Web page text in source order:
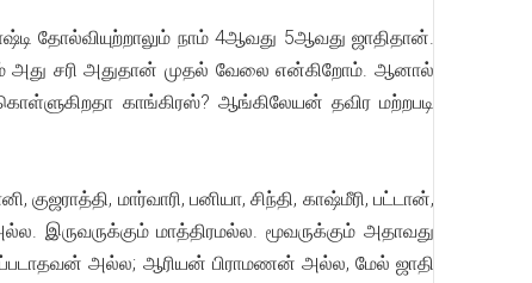
தோல்வியுற்றாலும் நாம் 4ஆவது 5ஆவது ஜாதிதான்.
அது சரி அதுதான் முதல் வேலை என்கிறோம். ஆனால்
காங்கிரஸ்? ஆங்கிலேயன் தவிர மற்றபடி
குஜராத்தி, மார்வாரி, பனியா, சிந்தி, காஷ்மீரி, பட்டான்,
மாத்திரமல்ல. மூவருக்கும் அதாவது
அல்ல; ஆரியன் பிராமணன் அல்ல, மேல் ஜாதி